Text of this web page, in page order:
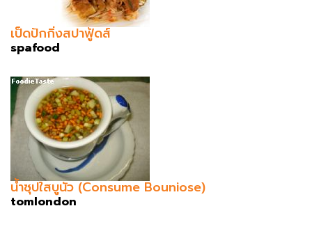
เป็ดปักกิ่งสปาฟู้ดส์
spafood
น้ำซุปใสบูนัว (Consume Bouniose)
tomlondon